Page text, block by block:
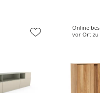
Online
vor Ort zu